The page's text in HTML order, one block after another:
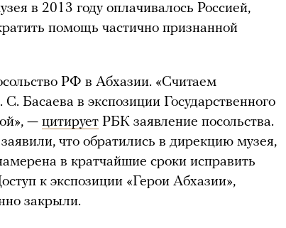
в 2013 году оплачивалось Россией,
помощь частично признанной
РФ в Абхазии. «Считаем
Басаева в экспозиции Государственного
— цитирует РБК заявление посольства.
что обратились в дирекцию музея,
в кратчайшие сроки исправить
к экспозиции «Герои Абхазии»,
закрыли.